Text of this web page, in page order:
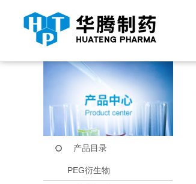
当前位置： 首页 产品中心
产品目录
PEG衍生物